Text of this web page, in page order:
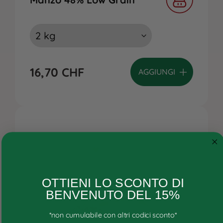
Gatto
16,70 CHF AGGIUNGI
OTTIENI LO SCONTO DI
BENVENUTO DEL 15%
*non cumulabile con altri codici sconto*